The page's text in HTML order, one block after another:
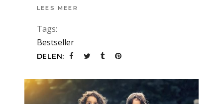
LEES MEER
Tags:
Bestseller
DELEN: